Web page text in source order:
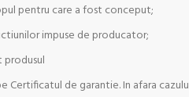
pentru care a fost conceput;
impuse de producator;
produsul
de garantie. In afara